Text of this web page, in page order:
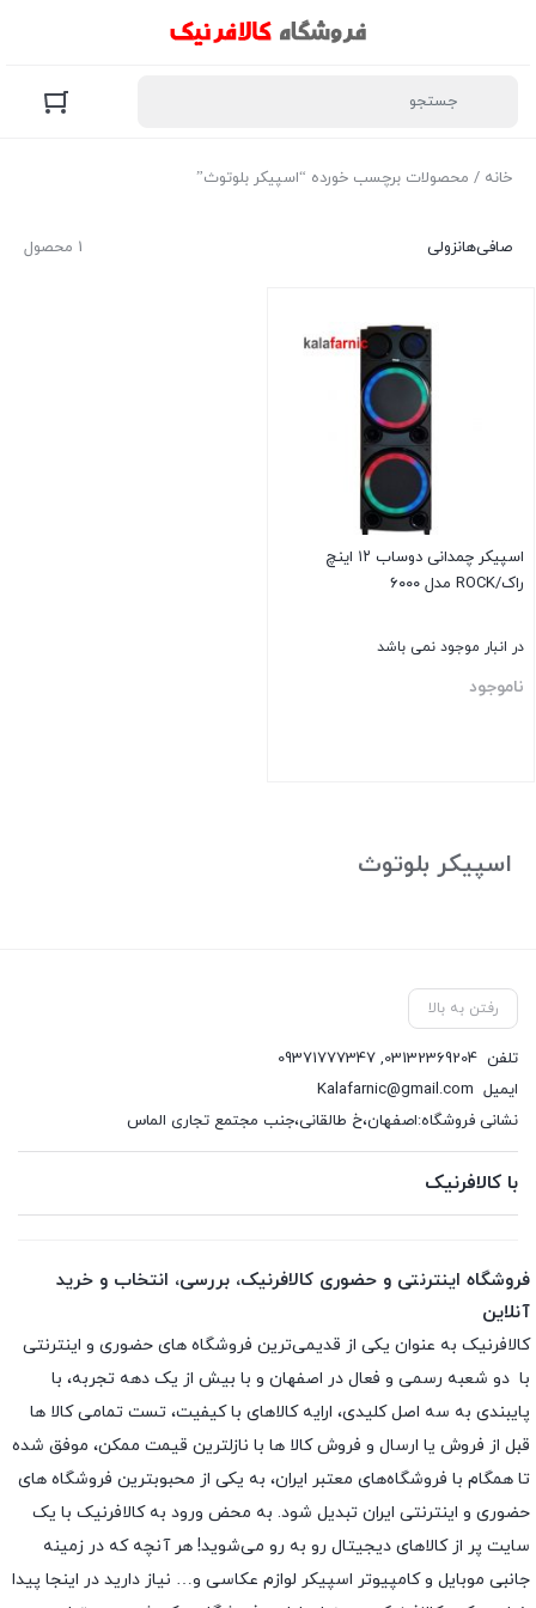
خانه / محصولات برچسب خورده “اسپیکر بلوتوث”
1 محصول صافی‌هانزولی
اسپیکر چمدانی دوساب ۱۲ اینچ
راک/ROCK مدل ۶۰۰۰
در انبار موجود نمی باشد
ناموجود
اسپیکر بلوتوث
رفتن به بالا
تلفن 03132369204
,
09371777347
ایمیل Kalafarnic@gmail.com
نشانی فروشگاه:اصفهان،خ طالقانی،جنب مجتمع تجاری الماس
با کالافرنیک
فروشگاه اینترنتی و حضوری کالافرنیک، بررسی، انتخاب و خرید
آنلاین
کالافرنیک به عنوان یکی از قدیمی‌ترین فروشگاه های حضوری و اینترنتی
با دو شعبه رسمی و فعال در اصفهان و با بیش از یک دهه تجربه، با
پایبندی به سه اصل کلیدی، ارایه کالاهای با کیفیت، تست تمامی کالا ها
قبل از فروش یا ارسال و فروش کالا ها با نازلترین قیمت ممکن، موفق شده
تا همگام با فروشگاه‌های معتبر ایران، به یکی از محبوبترین فروشگاه های
حضوری و اینترنتی ایران تبدیل شود. به محض ورود به کالافرنیک با یک
سایت پر از کالاهای دیجیتال رو به رو می‌شوید! هر آنچه که در زمینه
جانبی موبایل و کامپیوتر اسپیکر لوازم عکاسی و… نیاز دارید در اینجا پیدا